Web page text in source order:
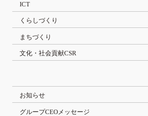
ICT
くらしづくり
まちづくり
文化・社会貢献CSR
お知らせ
グループCEOメッセージ